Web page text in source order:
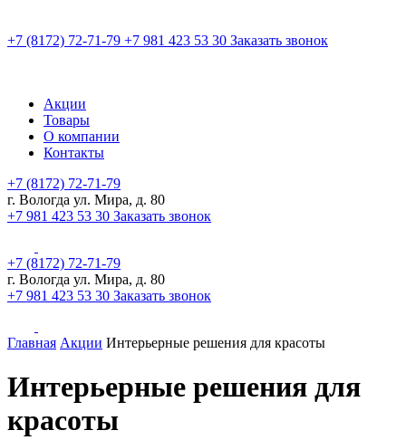
+7 (8172) 72-71-79 +7 981 423 53 30 Заказать звонок
Акции
Товары
О компании
Контакты
+7 (8172) 72-71-79
г. Вологда ул. Мира, д. 80
+7 981 423 53 30 Заказать звонок
+7 (8172) 72-71-79
г. Вологда ул. Мира, д. 80
+7 981 423 53 30 Заказать звонок
Главная Акции Интерьерные решения для красоты
Интерьерные решения для
красоты